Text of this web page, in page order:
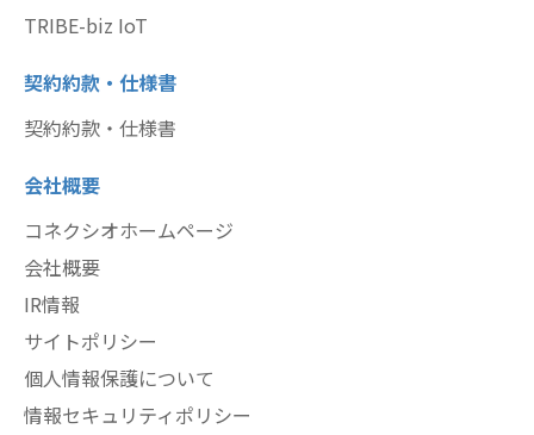
TRIBE-biz IoT
契約約款・仕様書
契約約款・仕様書
会社概要
コネクシオホームページ
会社概要
IR情報
サイトポリシー
個人情報保護について
情報セキュリティポリシー